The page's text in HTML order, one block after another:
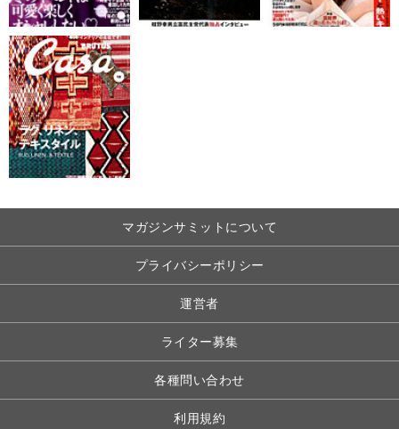
マガジンサミットについて
プライバシーポリシー
運営者
ライター募集
各種問い合わせ
利用規約